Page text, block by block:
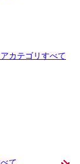
カテゴリすべて